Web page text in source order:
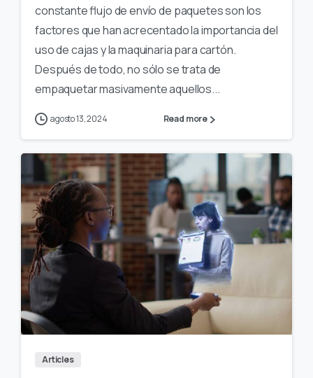
constante flujo de envío de paquetes son los
factores que han acrecentado la importancia del
uso de cajas y la maquinaria para cartón.
Después de todo, no sólo se trata de
empaquetar masivamente aquellos...
agosto 13, 2024 Read more
Articles